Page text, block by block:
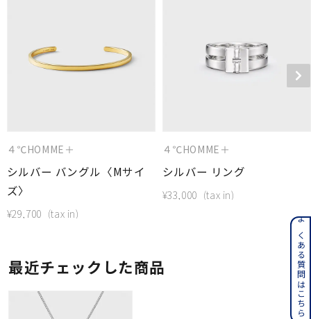
４℃HOMME＋
シルバー バングル〈Mサイ
ズ〉
¥29,700
４℃HOMME＋
シルバー リング
¥33,000
最近チェックした商品 よくある質問はこちら